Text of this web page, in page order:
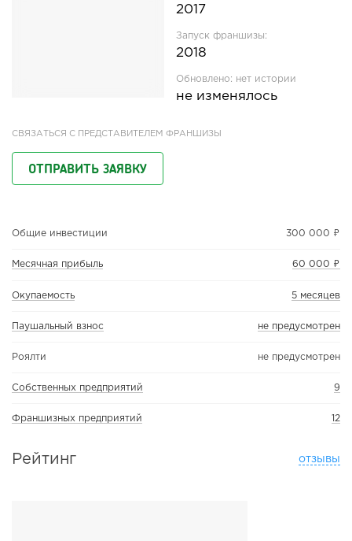
2017
Запуск франшизы:
2018
Обновлено: нет истории
не изменялось
СВЯЗАТЬСЯ С ПРЕДСТАВИТЕЛЕМ ФРАНШИЗЫ
ОТПРАВИТЬ ЗАЯВКУ
Общие инвестиции 300 000 ₽
Месячная прибыль 60 000 ₽
Окупаемость 5 месяцев
Паушальный взнос не предусмотрен
Роялти не предусмотрен
Собственных предприятий 9
Франшизных предприятий 12
Рейтинг отзывы